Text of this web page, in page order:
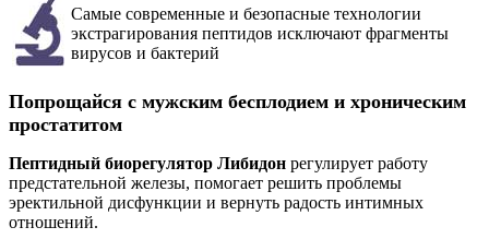
Самые современные и безопасные технологии
экстрагирования пептидов исключают фрагменты
вирусов и бактерий
Попрощайся с мужским бесплодием и хроническим
простатитом
Пептидный биорегулятор Либидон регулирует работу
предстательной железы, помогает решить проблемы
эректильной дисфункции и вернуть радость интимных
отношений.